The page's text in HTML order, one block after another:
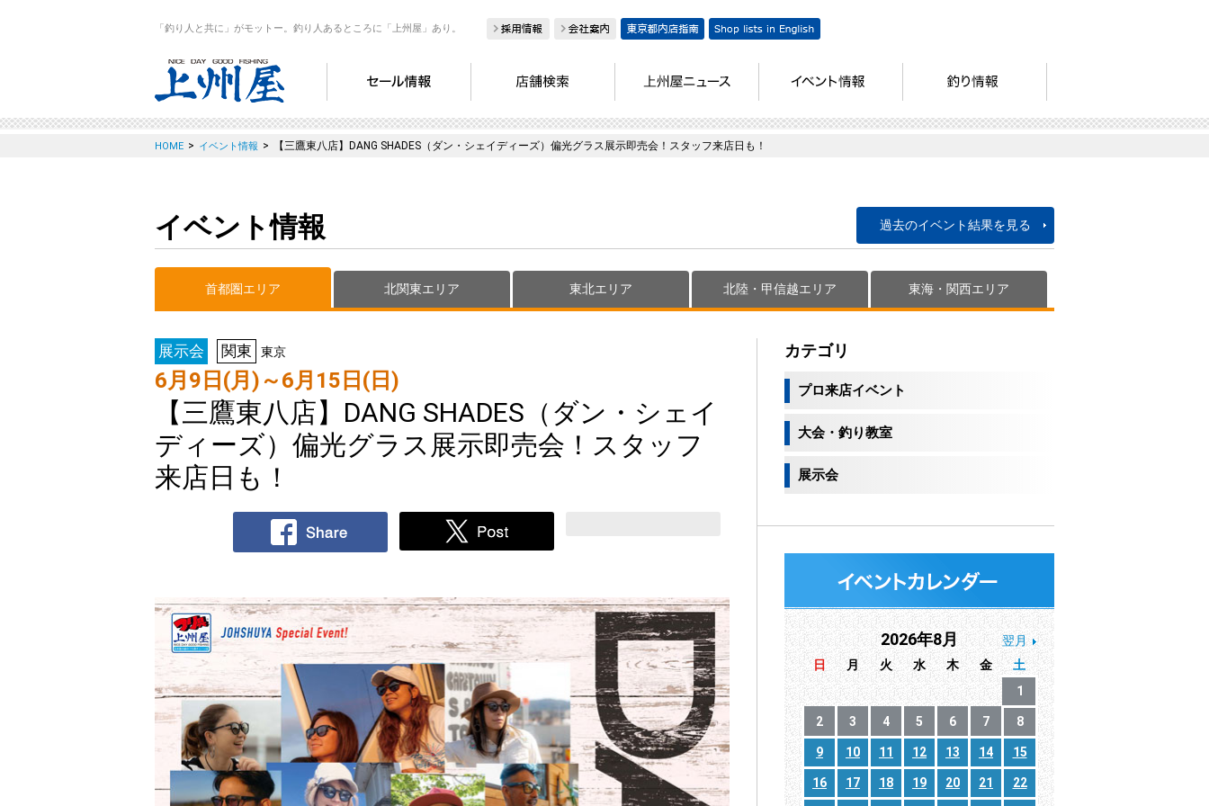
「釣り人と共に」がモットー。釣り人あるところに「上州屋」あり。
HOME > イベント情報 > 【三鷹東八店】DANG SHADES（ダン・シェイディーズ）偏光グラス展示即売会！スタッフ来店日も！
イベント情報 過去のイベント結果を見る
首都圏エリア 北関東エリア 東北エリア 北陸・甲信越エリア 東海・関西エリア
展示会 関東 東京
6月9日(月)～6月15日(日)
【三鷹東八店】DANG SHADES（ダン・シェイ
ディーズ）偏光グラス展示即売会！スタッフ
来店日も！
カテゴリ
プロ来店イベント
大会・釣り教室
展示会
2026年8月
翌月
日
月 火 水 木 金
土
1
2 3 4 5 6 7 8
9 10 11 12 13 14 15
16 17 18 19 20 21 22